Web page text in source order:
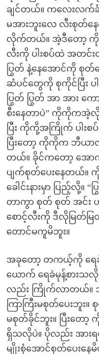
ချင်တယ်။ ကလေးလက်ခံ
မအားဘူးလေ လီးစုတ်နေ
လိုက်တယ်။ အဲ့ဒီတော့ ကိုကို
လီးကို ပါးစပ်ထဲ အတင်
ပြွတ် နဲ့နေအောင်ကို စု
ဆံပင်တွေကို စုကိုင်ပြီး ပ
ပြွတ် ပြွတ် အာ အား က
စီးနေတာပဲ” ကိုကိုကအဲ့လိုပ
ပြီး ကိုကို့အကြိုက် ပါး
ပြီးတော့ ကိုကိုက ဘီယာ
တယ်။ ခိုင်ကတော့ အ
ပျက်စုတ်ပေးနေတယ်။
ခေါင်းနားမှာ ပြည့်လို့
တာကွာ စုတ် စုတ် အင်း
စောင့်လီးကို ဒီလိုမြတ်မ
တောင်မကူမိဘူး။
အခုတော့ တကယ့်ကို ရေ
ယောက် ရေခဲမုန့်စား
လည်း ကြိုက်လာတယ်။
ကြာကြီးမစုတ်ပေးဘူး။
မစုတ်ခိုင်ဘူး။ ပြီးတေ
ရှိသလိုပဲ။ ပိုလည်း အား
မျိုးစုံအောင်စုတ်ပေးန